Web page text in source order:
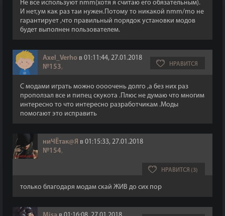
Не все используют nmm(хотя я считаю его обязательным).
И нет,ум как раз таи нужен.Потому то никакой nmm/mo не
гарантирует ,что правильный порядок установки модов
будет выполнен пользователем.
Axel_Verho в 01:11:44, 27.01.2018
№153, НРАВИТСЯ
С модами играть можно оооочень долго ,а без них раз
проползал все и пипец скукота .Плюс не думаю что многим
интересно то что интересно разработчикам .Моды
помогают это исправить
ниЧЁтак@Я в 01:15:33, 27.01.2018
№154,
НРАВИТСЯ (3)
только благодаря модам скай ЖИВ до сих пор